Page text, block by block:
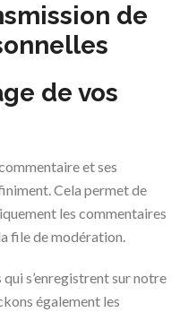
de
de vos
et ses
Cela permet de
les commentaires
file de modération.
s’enregistrent sur notre
également les